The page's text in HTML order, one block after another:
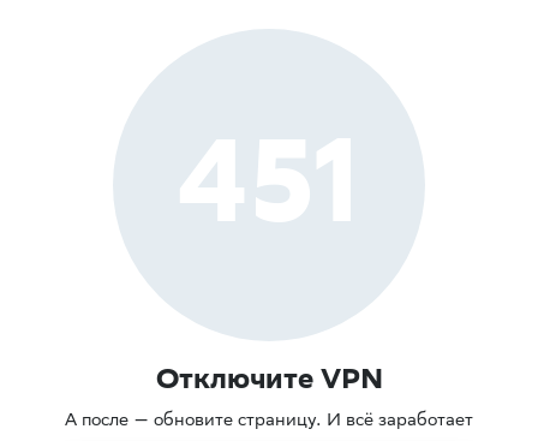
451
Отключите VPN
А после — обновите страницу. И всё заработает